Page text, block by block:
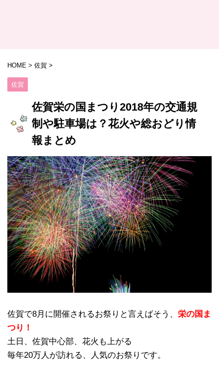
HOME > 佐賀 >
佐賀
佐賀栄の国まつり2018年の交通規
制や駐車場は？花火や総おどり情
報まとめ
佐賀で8月に開催されるお祭りと言えばそう、 栄の国ま
つり！
土日、佐賀中心部、花火も上がる
毎年20万人が訪れる、人気のお祭りです。